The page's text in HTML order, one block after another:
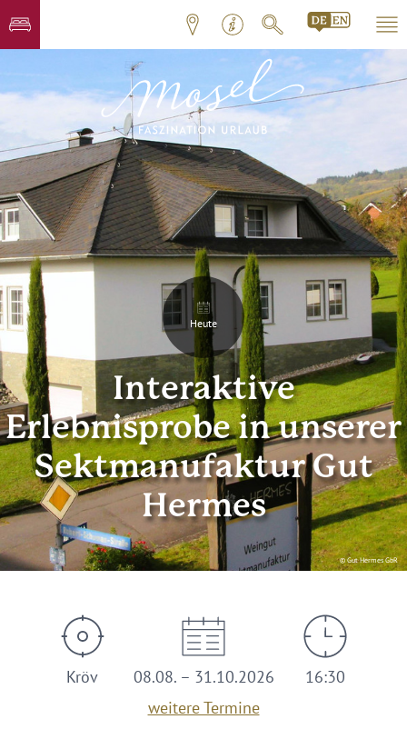
© Gut Hermes GbR
Heute
Interaktive
Erlebnisprobe in unserer
Sektmanufaktur Gut
Hermes
Kröv
08.08. – 31.10.2026
weitere Termine
16:30